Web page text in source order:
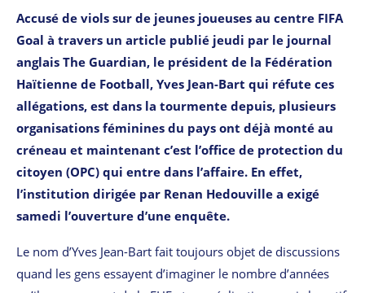
Accusé de viols sur de jeunes joueuses au centre FIFA
Goal à travers un article publié jeudi par le journal
anglais The Guardian, le président de la Fédération
Haïtienne de Football, Yves Jean-Bart qui réfute ces
allégations, est dans la tourmente depuis, plusieurs
organisations féminines du pays ont déjà monté au
créneau et maintenant c’est l’office de protection du
citoyen (OPC) qui entre dans l’affaire. En effet,
l’institution dirigée par Renan Hedouville a exigé
samedi l’ouverture d’une enquête.
Le nom d’Yves Jean-Bart fait toujours objet de discussions
quand les gens essayent d’imaginer le nombre d’années